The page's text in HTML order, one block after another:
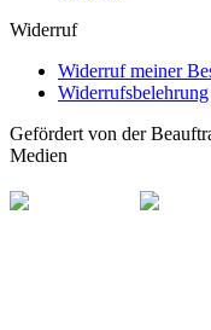
Widerruf
Widerruf meiner
Widerrufsbelehrung
Gefördert von der
Medien